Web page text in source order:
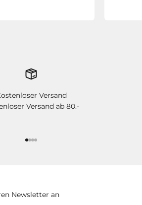
Versand
Versand ab 80.-
Newsletter an